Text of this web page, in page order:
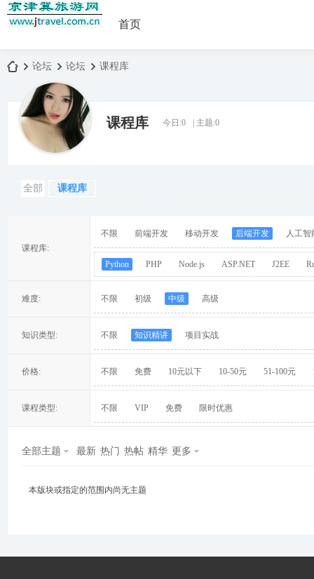
首页
»
论坛
›
论坛 课程库
课程库 今日:0 主题:0
全部 课程库
课程库:
不限 前端开发 移动开发 后端开发 人工智
Python PHP Node.js ASP.NET J2EE
难度: 不限 初级 中级 高级
知识类型: 不限 知识精讲 项目实战
价格: 不限 免费 10元以下 10-50元 51-100元
课程类型: 不限 VIP 免费 限时优惠
全部主题 最新 热门 热帖 精华 更多
本版块或指定的范围内尚无主题